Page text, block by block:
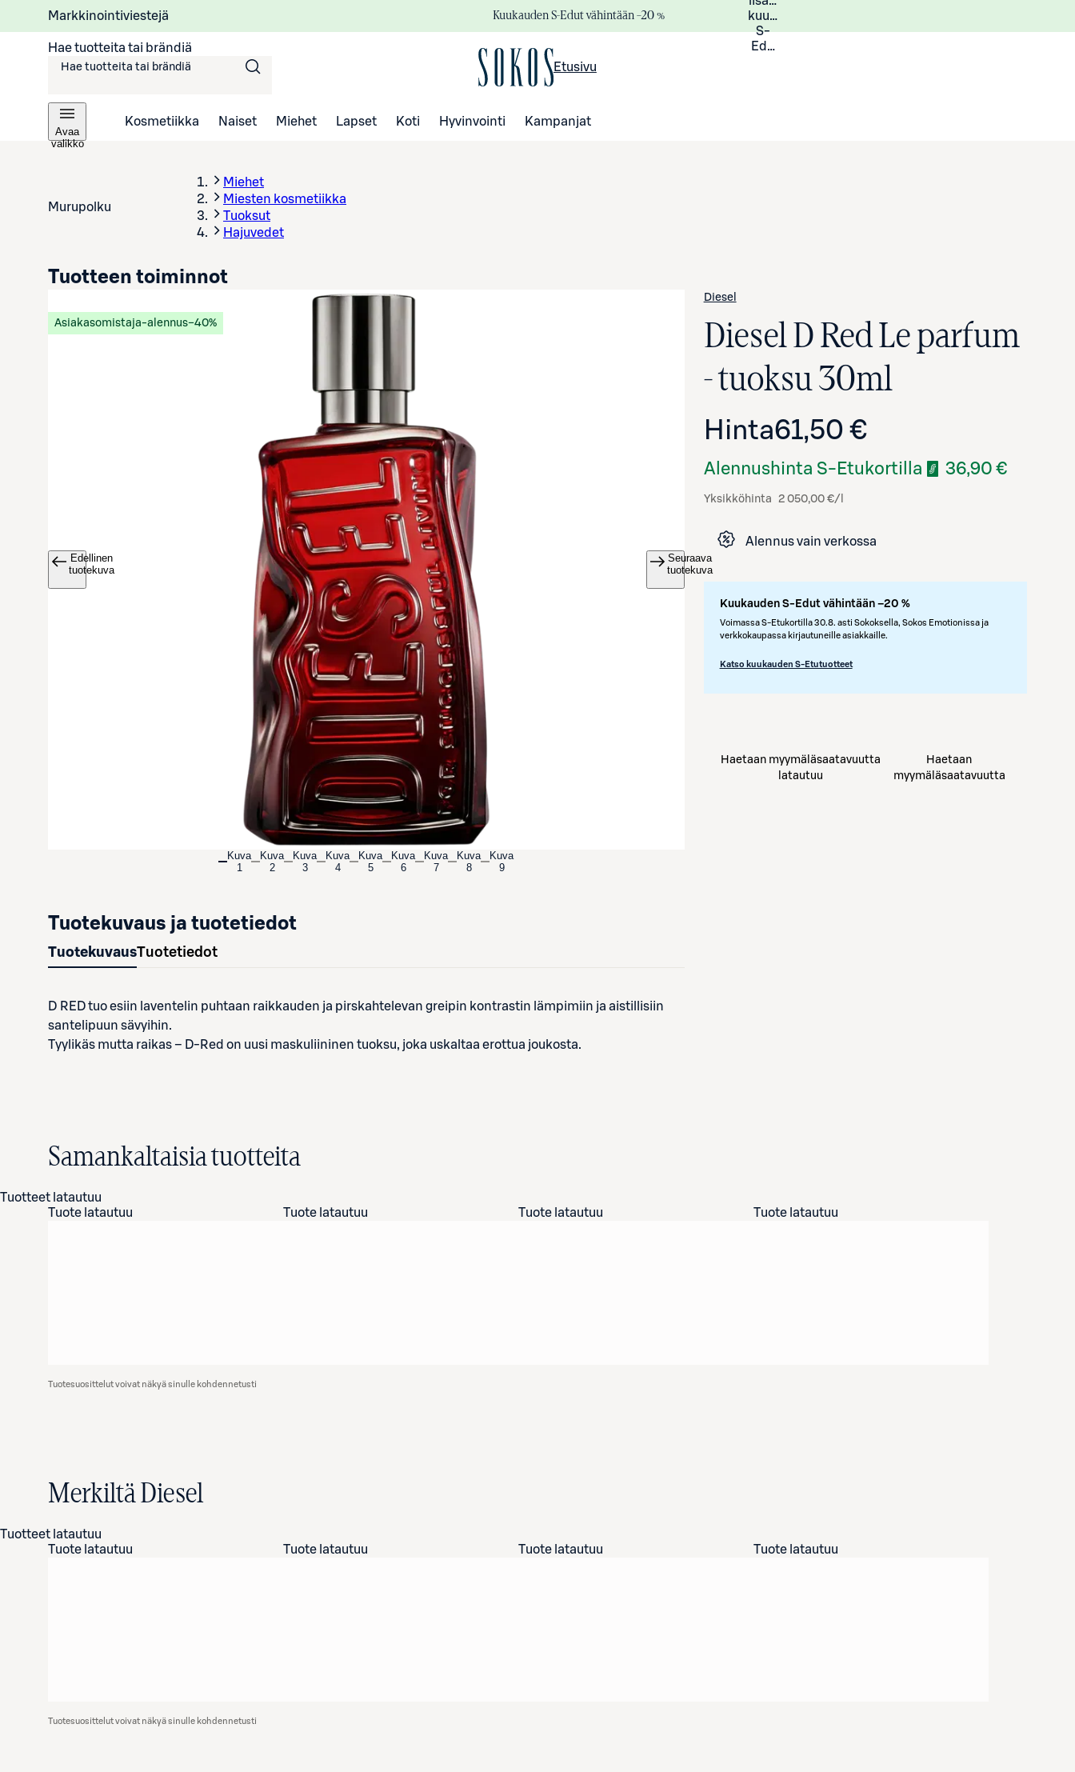
Markkinointiviestejä Kuukauden S-Edut vähintään –20 %
kuukauden
S-
Eduista
Hae tuotteita tai brändiä
Etusivu
Avaa
valikko
Kosmetiikka Naiset Miehet Lapset Koti Hyvinvointi Kampanjat
Murupolku
Miehet
Miesten kosmetiikka
Tuoksut
Hajuvedet
Avaa tuotekuva suurennettuna
Asiakasomistaja-alennus−40%
Edellinen
tuotekuva
Seuraava
tuotekuva
Kuva
1
Kuva
2
Kuva
3
Kuva
4
Kuva
5
Kuva
6
Kuva
7
Kuva
8
Kuva
9
Diesel
Diesel D Red Le parfum
- tuoksu 30ml
Hinta61,50 €
Alennushinta S-Etukortilla 36,90 €
Yksikköhinta 2 050,00 €/l
Alennus vain verkossa
Kuukauden S-Edut vähintään –20 %
Voimassa S-Etukortilla 30.8. asti Sokoksella, Sokos Emotionissa ja
verkkokaupassa kirjautuneille asiakkaille.
Katso kuukauden S-Etutuotteet
Tuotteen toiminnot
Haetaan myymäläsaatavuutta
latautuu
Haetaan
myymäläsaatavuutta
Tuotekuvaus ja tuotetiedot
TuotekuvausTuotetiedot
D RED tuo esiin laventelin puhtaan raikkauden ja pirskahtelevan greipin kontrastin lämpimiin ja aistillisiin
santelipuun sävyihin.
Tyylikäs mutta raikas – D-Red on uusi maskuliininen tuoksu, joka uskaltaa erottua joukosta.
Samankaltaisia tuotteita
Tuotteet latautuu
Tuote latautuu
Tuote latautuu Tuote latautuu Tuote latautuu
Tuotesuosittelut voivat näkyä sinulle kohdennetusti
Merkiltä Diesel
Tuotteet latautuu
Tuote latautuu
Tuote latautuu Tuote latautuu Tuote latautuu
Tuotesuosittelut voivat näkyä sinulle kohdennetusti